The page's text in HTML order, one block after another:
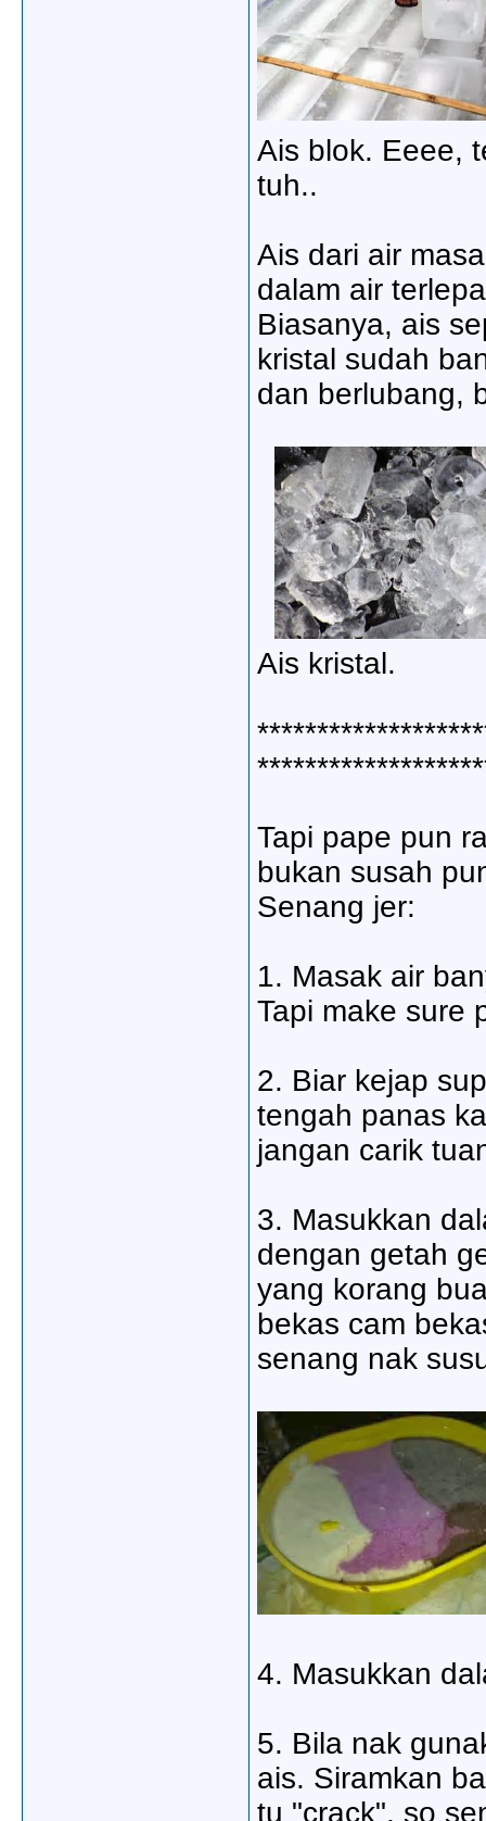
Ais blok. Eeee,
tuh..
Ais dari air
dalam air
Biasanya, ais
kristal sudah
dan berlubang,
Ais kristal.
Tapi pape pun
bukan susah
Senang jer:
1. Masak air
Tapi make sure
2. Biar kejap
tengah panas
jangan carik
3. Masukkan
dengan getah
yang korang
bekas cam
senang nak
4. Masukkan
5. Bila nak
ais. Siramkan
tu "crack", so